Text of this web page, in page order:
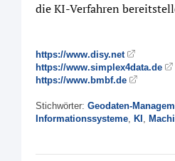
die KI-Verfahren
https://www.disy.net
https://www.simplex4data.de
https://www.bmbf.de
Stichwörter: Geodaten-
Informationssysteme, KI ,